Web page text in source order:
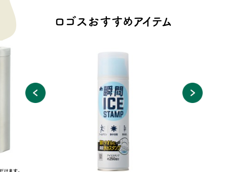
ロゴスおすすめアイテム